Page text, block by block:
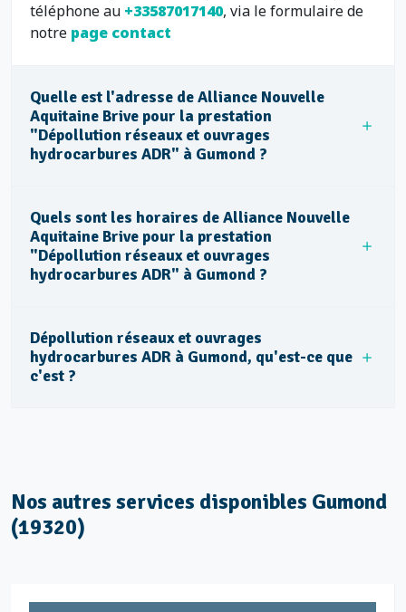
téléphone au +33587017140, via le formulaire de
notre page contact
Quelle est l'adresse de Alliance Nouvelle
Aquitaine Brive pour la prestation
"Dépollution réseaux et ouvrages
hydrocarbures ADR" à Gumond ?
Quels sont les horaires de Alliance Nouvelle
Aquitaine Brive pour la prestation
"Dépollution réseaux et ouvrages
hydrocarbures ADR" à Gumond ?
Dépollution réseaux et ouvrages
hydrocarbures ADR à Gumond, qu'est-ce que
c'est ?
Nos autres services disponibles Gumond
(19320)